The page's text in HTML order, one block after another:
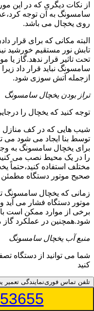
از نکات دیگری که در این
سامسونگ به آن توجه
روی یخچال می باشد.
البته مکانی که برای قرار
تابش نور مستقیم خورشید
تحت تاثیر قرار ندهد.گاز یا
سامسونگ نباید قرار داد
ازجمله آتش سوزی شود.
تراز بودن یخچال سامسونگ
توجه کنید که یخچال را
شیب هایی که در کف منازل
توسط بنا ایجاد می شود می
برای یخچال سامسونگ به
را در یک محیط نصب می
مختلف استفاده کنید،حتماً
صحیح موتور دستگاه مطمئن
زمانی که یخچال سامسونگ
موتور دستگاه فشار می آید
برخی از موارد ممکن است
شود.همچنین در عملکرد گاز
منبع آب یخچال سامسونگ
شما می توانید از دستگاه
کنید
در دفترچه راهنمای
آن و راهنمایی لازم در
شده است.برخی از مدل های
تلفن تماس فورینمایندگی